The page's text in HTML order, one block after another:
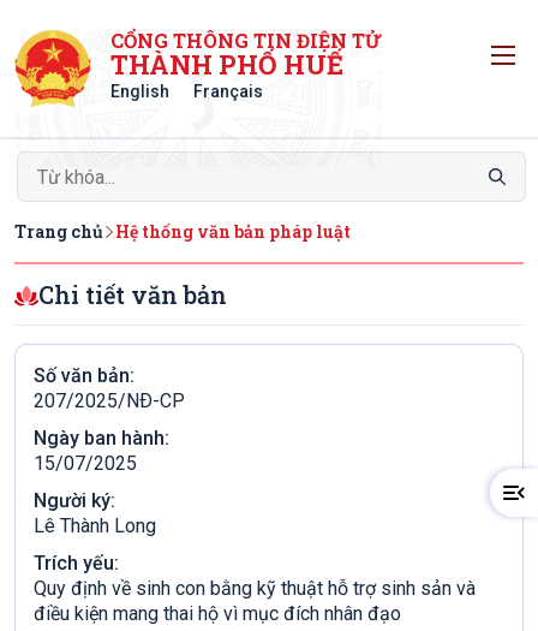
CỔNG THÔNG TIN ĐIỆN TỬ
THÀNH PHỐ HUẾ
English Français
Trang chủ Hệ thống văn bản pháp luật
Chi tiết văn bản
Số văn bản:
207/2025/NÐ-CP
Ngày ban hành:
15/07/2025
Người ký:
Lê Thành Long
Trích yếu:
Quy định về sinh con bằng kỹ thuật hỗ trợ sinh sản và
điều kiện mang thai hộ vì mục đích nhân đạo